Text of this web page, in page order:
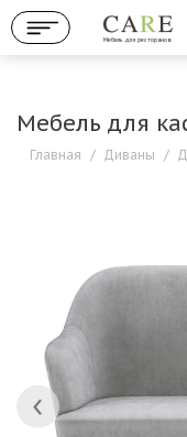
Мебель для ресторанов
Мебель для
Главная / Диваны /